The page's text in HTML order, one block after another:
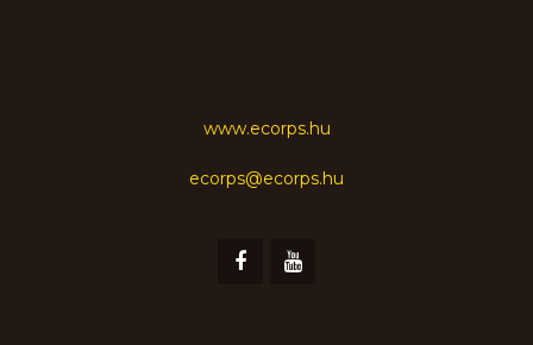
www.ecorps.hu
ecorps@ecorps.hu